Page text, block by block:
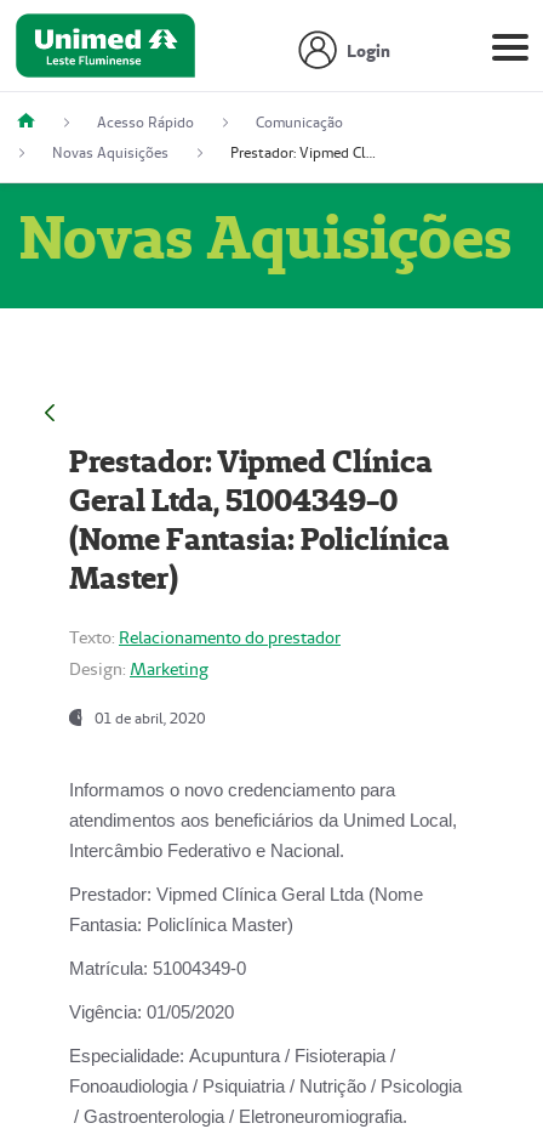
Login
Acesso Rápido
Comunicação
Novas Aquisições
Prestador: Vipmed Clínica Geral Ltda, 51004349-0 (Nome Fantasia: Policlínica Master)
Novas Aquisições
Prestador: Vipmed Clínica
Geral Ltda, 51004349-0
(Nome Fantasia: Policlínica
Master)
Texto: Relacionamento do prestador
Design: Marketing
01 de abril, 2020
Informamos o novo credenciamento para
atendimentos aos beneficiários da Unimed Local,
Intercâmbio Federativo e Nacional.
Prestador: Vipmed Clínica Geral Ltda (Nome
Fantasia: Policlínica Master)
Matrícula: 51004349-0
Vigência: 01/05/2020
Especialidade: Acupuntura / Fisioterapia /
Fonoaudiologia / Psiquiatria / Nutrição / Psicologia
/ Gastroenterologia / Eletroneuromiografia.